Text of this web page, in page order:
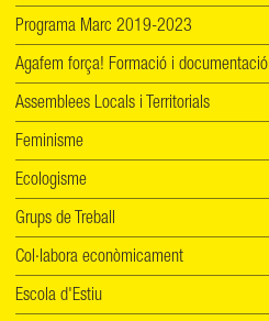
Programa Marc 2019-2023
Agafem força! Formació i documentació
Assemblees Locals i Territorials
Feminisme
Ecologisme
Grups de Treball
Col·labora econòmicament
Escola d'Estiu